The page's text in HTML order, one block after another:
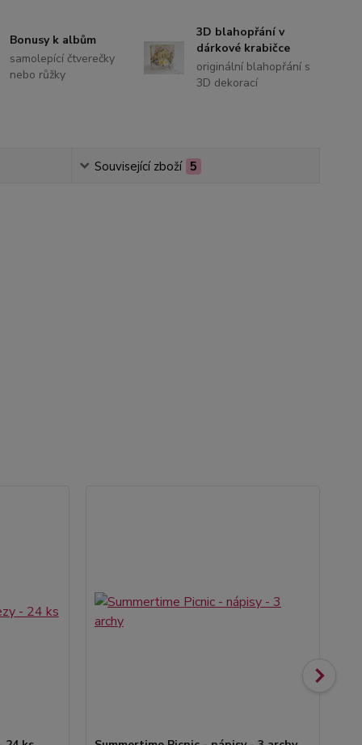
Bonusy k albům
samolepící čtverečky
nebo růžky
3D blahopřání v
dárkové krabičce
originální blahopřání s
3D dekorací
Související zboží 5